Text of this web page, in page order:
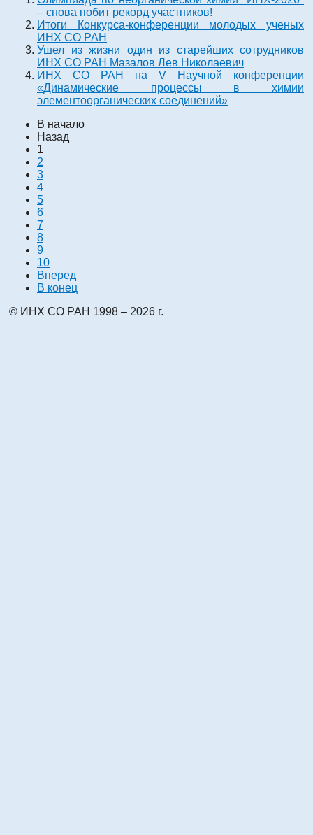
– снова побит рекорд участников!
Итоги Конкурса-конференции молодых ученых
ИНХ СО РАН
Ушел из жизни один из старейших сотрудников
ИНХ СО РАН Мазалов Лев Николаевич
ИНХ СО РАН на V Научной конференции
«Динамические процессы в химии
элементоорганических соединений»
В начало
Назад
1
2
3
4
5
6
7
8
9
10
Вперед
В конец
© ИНХ СО РАН 1998 – 2026 г.